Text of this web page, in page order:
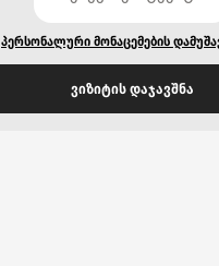
პერსონალური მონაცემების
ვიზიტის დაჯავშნა